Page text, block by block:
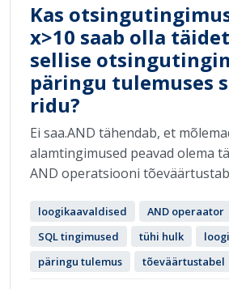
Kas
x>10 saab olla
sellise
päringu tulemuses
ridu?
Ei saa.AND tähendab, et
alamtingimused peavad olema
AND operatsiooni
loogikaavaldised
AND operaator
SQL tingimused
tühi hulk
päringu tulemus
tõeväärtustabel